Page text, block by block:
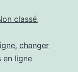
ligne
Chrono-
Immat
classé,
, changer
en ligne